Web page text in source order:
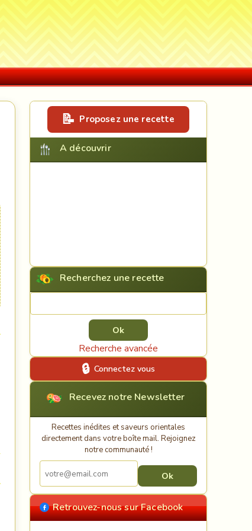
Proposez une recette
A découvrir
Recherchez une recette
Recherche avancée
Connectez vous
Recevez notre Newsletter
Recettes inédites et saveurs orientales
directement dans votre boîte mail. Rejoignez
notre communauté !
Retrouvez-nous sur Facebook